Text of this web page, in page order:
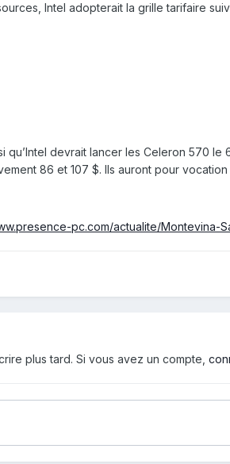
Intel adopterait la grille tarifaire
qu’Intel devrait lancer les Celeron 570
86 et 107 $. Ils auront pour
pc.com/actualite/Montevina-
plus tard. Si vous avez un compte,